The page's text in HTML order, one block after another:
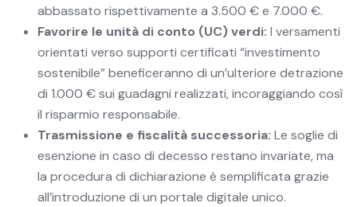
abbassato rispettivamente a 3.500 € e 7.000 €.
Favorire le unità di conto (UC) verdi: I versamenti
orientati verso supporti certificati “investimento
sostenibile” beneficeranno di un’ulteriore detrazione
di 1.000 € sui guadagni realizzati, incoraggiando così
il risparmio responsabile.
Trasmissione e fiscalità successoria: Le soglie di
esenzione in caso di decesso restano invariate, ma
la procedura di dichiarazione è semplificata grazie
all’introduzione di un portale digitale unico.